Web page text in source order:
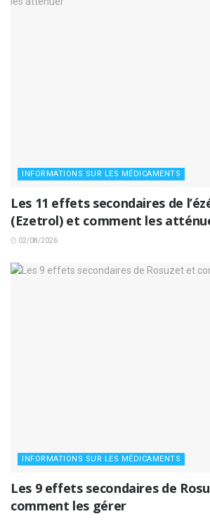
INFORMATIONS SUR LES MÉDICAMENTS
Les 11 effets secondaires de
(Ezetrol) et comment les
02/08/2026
INFORMATIONS SUR LES MÉDICAMENTS
Les 9 effets secondaires de
comment les gérer